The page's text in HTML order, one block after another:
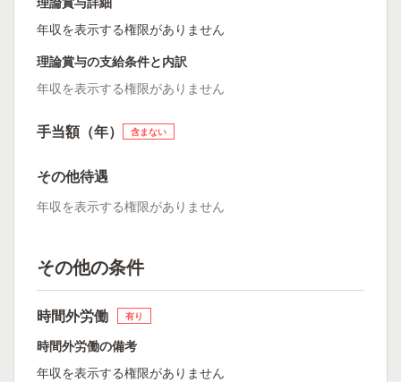
年収を表示する権限がありません
理論賞与の支給条件と内訳
年収を表示する権限がありません
手当額（年） 含まない
その他待遇
年収を表示する権限がありません
その他の条件
時間外労働 有り
時間外労働の備考
年収を表示する権限がありません